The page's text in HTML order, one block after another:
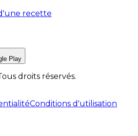
recette
Play
droits réservés.
Conditions d'utilisation